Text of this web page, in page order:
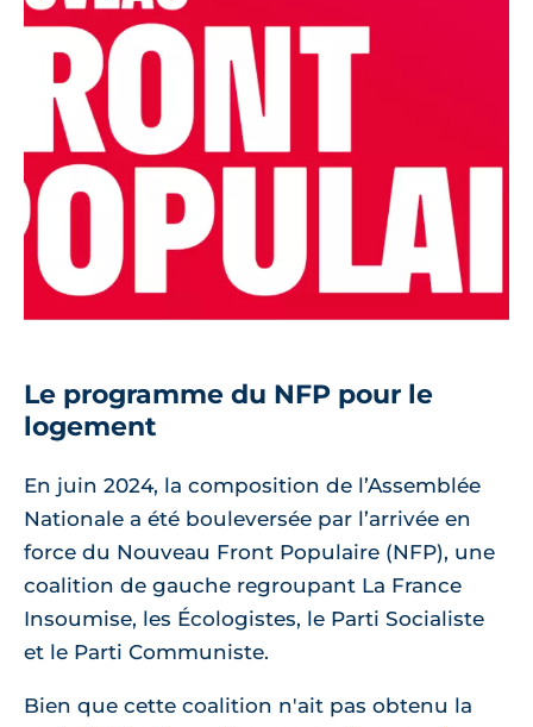
Le programme du NFP pour le
logement
En juin 2024, la composition de l’Assemblée
Nationale a été bouleversée par l’arrivée en
force du Nouveau Front Populaire (NFP), une
coalition de gauche regroupant La France
Insoumise, les Écologistes, le Parti Socialiste
et le Parti Communiste.
Bien que cette coalition n'ait pas obtenu la